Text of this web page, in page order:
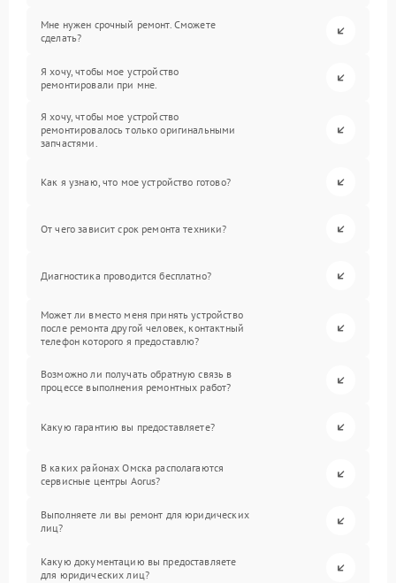
Мне нужен срочный ремонт. Сможете
сделать?
Я хочу, чтобы мое устройство
ремонтировали при мне.
Я хочу, чтобы мое устройство
ремонтировалось только оригинальными
запчастями.
Как я узнаю, что мое устройство готово?
От чего зависит срок ремонта техники?
Диагностика проводится бесплатно?
Может ли вместо меня принять устройство
после ремонта другой человек, контактный
телефон которого я предоставлю?
Возможно ли получать обратную связь в
процессе выполнения ремонтных работ?
Какую гарантию вы предоставляете?
В каких районах Омска располагаются
сервисные центры Aorus?
Выполняете ли вы ремонт для юридических
лиц?
Какую документацию вы предоставляете
для юридических лиц?